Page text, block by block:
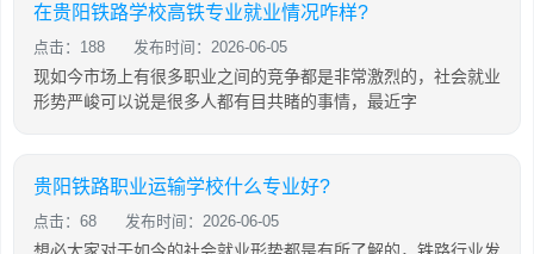
在贵阳铁路学校高铁专业就业情况咋样?
点击：188 发布时间：2026-06-05
现如今市场上有很多职业之间的竞争都是非常激烈的，社会就业
形势严峻可以说是很多人都有目共睹的事情，最近字
贵阳铁路职业运输学校什么专业好?
点击：68 发布时间：2026-06-05
想必大家对于如今的社会就业形势都是有所了解的，铁路行业发